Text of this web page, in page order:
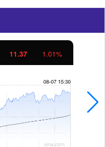
11.37 1.01%